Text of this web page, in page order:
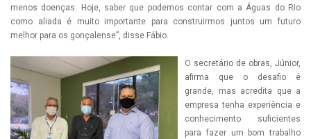
menos doenças. Hoje, saber que podemos contar com a Águas do Rio
como aliada é muito importante para construirmos juntos um futuro
melhor para os gonçalense”, disse Fábio.
O secretário de obras, Júnior,
afirma que o desafio é
grande, mas acredita que a
empresa tenha experiência e
conhecimento suficientes
para fazer um bom trabalho